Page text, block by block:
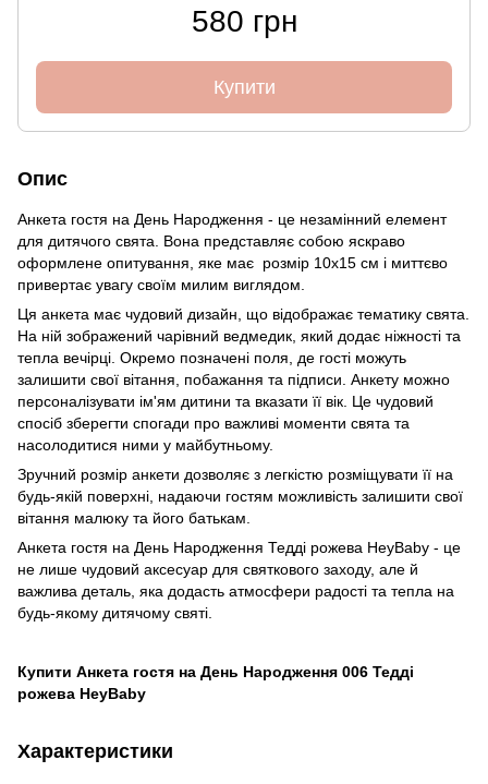
580 грн
Купити
Опис
Анкета гостя на День Народження - це незамінний елемент
для дитячого свята. Вона представляє собою яскраво
оформлене опитування, яке має розмір 10х15 см і миттєво
привертає увагу своїм милим виглядом.
Ця анкета має чудовий дизайн, що відображає тематику свята.
На ній зображений чарівний ведмедик, який додає ніжності та
тепла вечірці. Окремо позначені поля, де гості можуть
залишити свої вітання, побажання та підписи. Анкету можно
персоналізувати ім'ям дитини та вказати її вік. Це чудовий
спосіб зберегти спогади про важливі моменти свята та
насолодитися ними у майбутньому.
Зручний розмір анкети дозволяє з легкістю розміщувати її на
будь-якій поверхні, надаючи гостям можливість залишити свої
вітання малюку та його батькам.
Анкета гостя на День Народження Тедді рожева HeyBaby - це
не лише чудовий аксесуар для святкового заходу, але й
важлива деталь, яка додасть атмосфери радості та тепла на
будь-якому дитячому святі.
Купити Анкета гостя на День Народження 006 Тедді
рожева HeyBaby
Характеристики